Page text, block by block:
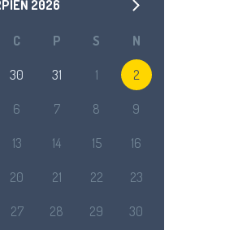
2026
C P S N
30 31 1 2
6 7 8 9
13 14 15 16
20 21 22 23
27 28 29 30